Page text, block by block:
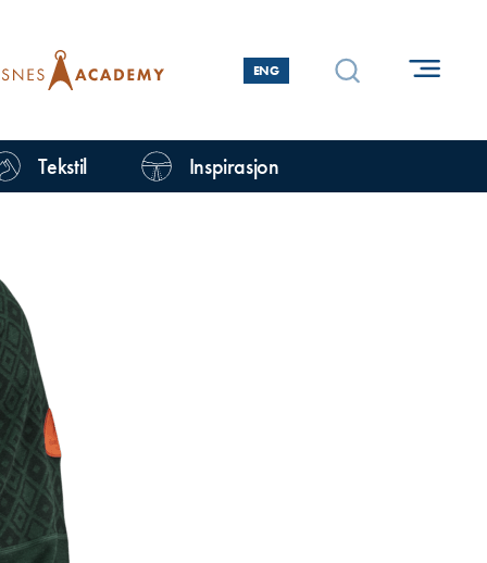
ENG
Tekstil Inspirasjon